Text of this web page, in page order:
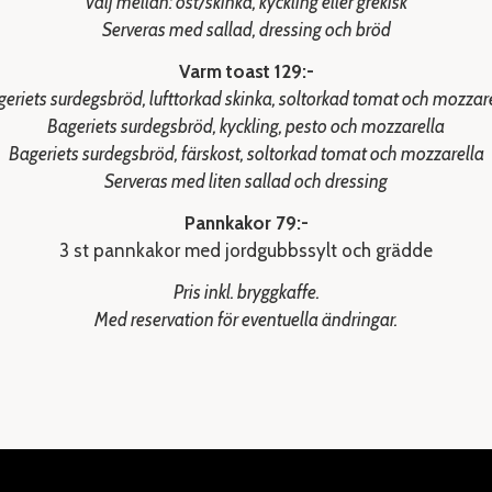
Serveras med sallad, dressing och bröd
Varm toast 129:-
surdegsbröd, lufttorkad skinka, soltorkad tomat och
Bageriets surdegsbröd, kyckling, pesto och mozzarella
Bageriets surdegsbröd, färskost, soltorkad tomat och mozzarella
Serveras med liten sallad och dressing
Pannkakor 79:-
3 st pannkakor med jordgubbssylt och grädde
Pris inkl. bryggkaffe.
Med reservation för eventuella ändringar.